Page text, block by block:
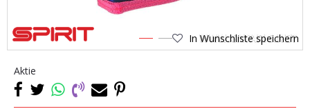
1 2 In Wunschliste speichern
Aktie